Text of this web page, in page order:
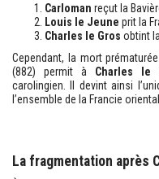
Carloman reçut la
Louis le Jeune prit la
Charles le Gros obtint
Cependant, la mort
(882) permit à Charles le
carolingien. Il devint ainsi
l’ensemble de la Francie
La fragmentation après